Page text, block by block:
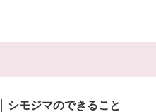
シモジマのできること